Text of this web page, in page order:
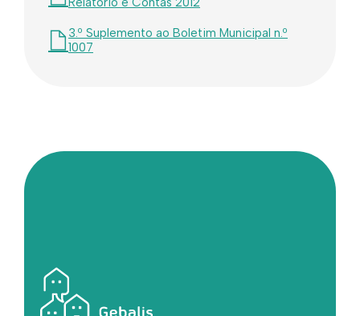
3.º Suplemento ao Boletim Municipal n.º
1007